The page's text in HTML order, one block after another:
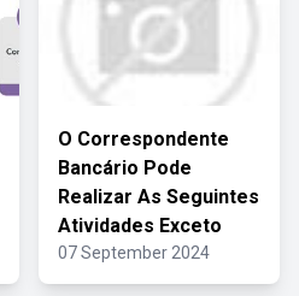
O Correspondente
Bancário Pode
Realizar As Seguintes
Atividades Exceto
07 September 2024